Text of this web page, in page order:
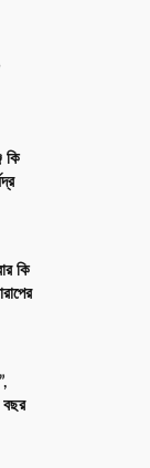
কি
কি
বছর